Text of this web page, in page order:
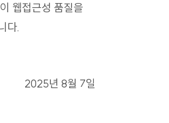
웹접근성 품질을
다.
2025년 8월 7일